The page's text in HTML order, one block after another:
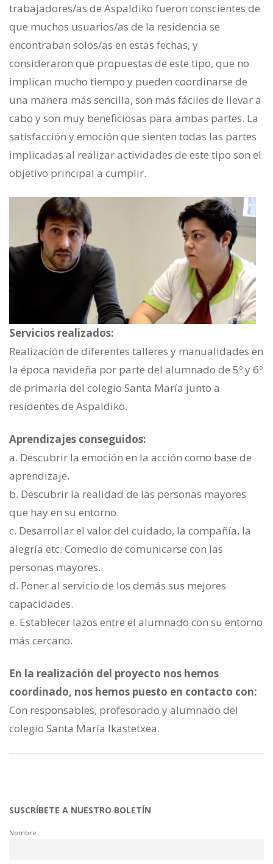
trabajadores/as de Aspaldiko fueron conscientes de
que muchos usuarios/as de la residencia se
encontraban solos/as en estas fechas, y
consideraron que propuestas de este tipo, que no
implican mucho tiempo y pueden coordinarse de
una manera más sencilla, son más fáciles de llevar a
cabo y son muy beneficiosas para ambas partes. La
satisfacción y emoción que sienten todas las partes
implicadas al realizar actividades de este tipo son el
objetivo principal a cumplir.
Servicios realizados:
Realización de diferentes talleres y manualidades en
la época navideña por parte del alumnado de 5º y 6º
de primaria del colegio Santa María junto a
residentes de Aspaldiko.
Aprendizajes conseguidos:
a. Descubrir la emoción en la acción como base de
aprendizaje.
b. Descubrir la realidad de las personas mayores
que hay en su entorno.
c. Desarrollar el valor del cuidado, la compañía, la
alegría etc. Comedio de comunicarse con las
personas mayores.
d. Poner al servicio de los demás sus mejores
capacidades.
e. Establecer lazos entre el alumnado con su entorno
más cercano.
En la realización del proyecto nos hemos
coordinado, nos hemos puesto en contacto con:
Con responsables, profesorado y alumnado del
colegio Santa María Ikastetxea.
SUSCRÍBETE A NUESTRO BOLETÍN
Nombre